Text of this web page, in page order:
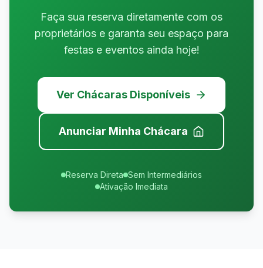
Faça sua reserva diretamente com os
proprietários e garanta seu espaço para
festas e eventos ainda hoje!
Ver Chácaras Disponíveis
Anunciar Minha Chácara
Reserva Direta Sem Intermediários
Ativação Imediata